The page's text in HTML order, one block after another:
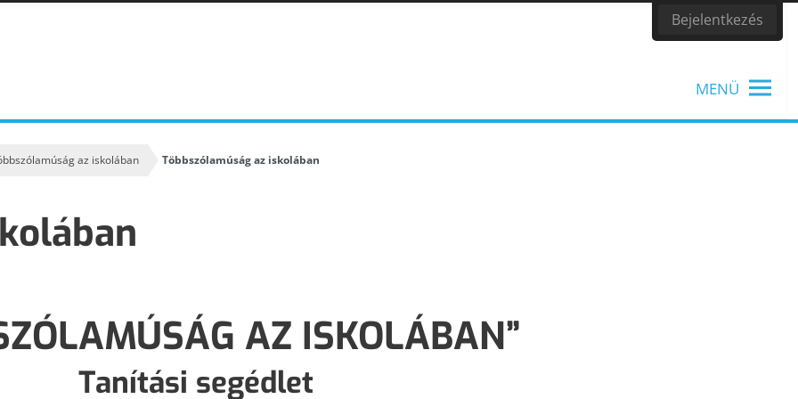
Bejelentkezés
MENÜ
KODÁLY ZOLTÁN KODÁLY INTÉZET ESEMÉNYNAPTÁR
ALAPELVEK
az iskolában Többszólamúság az iskolában
AZ ISKOLÁBAN”
Tanítási segédlet